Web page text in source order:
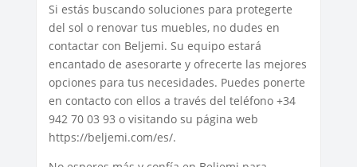
Si estás buscando soluciones para protegerte
del sol o renovar tus muebles, no dudes en
contactar con Beljemi. Su equipo estará
encantado de asesorarte y ofrecerte las mejores
opciones para tus necesidades. Puedes ponerte
en contacto con ellos a través del teléfono +34
942 70 03 93 o visitando su página web
https://beljemi.com/es/.